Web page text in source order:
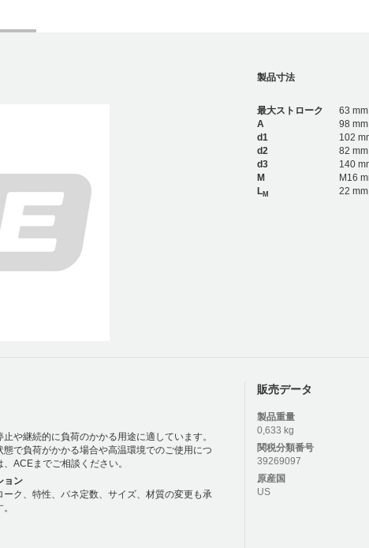
製品寸法
最大ストローク
63 mm
A
98 mm
d1
102
d2
82 mm
d3
140
M
M16
LM 22 mm
止や継続的に負荷のかかる用途に適しています。
態で負荷がかかる場合や高温環境でのご使用につ
、ACEまでご相談ください。
ョン
ーク、特性、バネ定数、サイズ、材質の変更も承
販売データ
製品重量
0,633 kg
関税分類番号
39269097
原産国
US